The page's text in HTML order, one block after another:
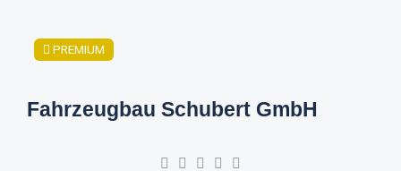
PREMIUM
Fahrzeugbau Schubert GmbH